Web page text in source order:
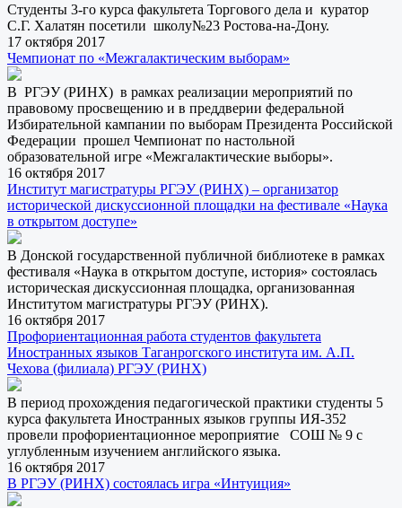
Студенты 3-го курса факультета Торгового дела и куратор
С.Г. Халатян посетили школу№23 Ростова-на-Дону.
17 октября 2017
Чемпионат по «Межгалактическим выборам»
В РГЭУ (РИНХ) в рамках реализации мероприятий по
правовому просвещению и в преддверии федеральной
Избирательной кампании по выборам Президента Российской
Федерации прошел Чемпионат по настольной
образовательной игре «Межгалактические выборы».
16 октября 2017
Институт магистратуры РГЭУ (РИНХ) – организатор
исторической дискуссионной площадки на фестивале «Наука
в открытом доступе»
В Донской государственной публичной библиотеке в рамках
фестиваля «Наука в открытом доступе, история» состоялась
историческая дискуссионная площадка, организованная
Институтом магистратуры РГЭУ (РИНХ).
16 октября 2017
Профориентационная работа студентов факультета
Иностранных языков Таганрогского института им. А.П.
Чехова (филиала) РГЭУ (РИНХ)
В период прохождения педагогической практики студенты 5
курса факультета Иностранных языков группы ИЯ-352
провели профориентационное мероприятие СОШ № 9 с
углубленным изучением английского языка.
16 октября 2017
В РГЭУ (РИНХ) состоялась игра «Интуиция»